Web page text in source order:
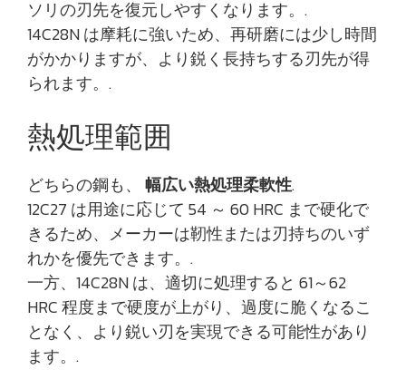
ソリの刃先を復元しやすくなります。.
14C28N は摩耗に強いため、再研磨には少し時間
がかかりますが、より鋭く長持ちする刃先が得
られます。.
熱処理範囲
どちらの鋼も、 幅広い熱処理柔軟性.
12C27 は用途に応じて 54 ～ 60 HRC まで硬化で
きるため、メーカーは靭性または刃持ちのいず
れかを優先できます。.
一方、14C28N は、適切に処理すると 61～62
HRC 程度まで硬度が上がり、過度に脆くなるこ
となく、より鋭い刃を実現できる可能性があり
ます。.